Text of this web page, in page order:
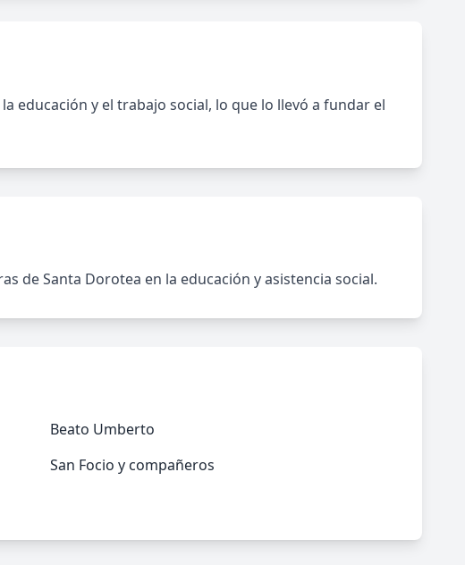
educación y el trabajo social, lo que lo llevó a fundar el
de Santa Dorotea en la educación y asistencia social.
Beato Umberto
San Focio y compañeros